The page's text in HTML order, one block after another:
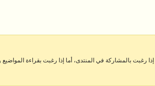
إذا رغبت بالمشاركة في المنتدى، أما إذا رغبت بقراءة